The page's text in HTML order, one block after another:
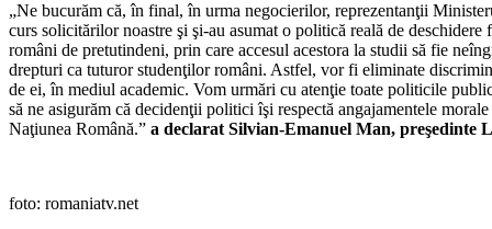
„Ne bucurăm că, în final, în urma negocierilor, reprezentanţii
curs solicitărilor noastre şi şi-au asumat o politică reală de deschidere
români de pretutindeni, prin care accesul acestora la studii să fie
drepturi ca tuturor studenţilor români. Astfel, vor fi eliminate
de ei, în mediul academic. Vom urmări cu atenţie toate politicile
să ne asigurăm că decidenţii politici îşi respectă angajamentele
Naţiunea Română.” a declarat Silvian-Emanuel Man, preşedinte
foto: romaniatv.net